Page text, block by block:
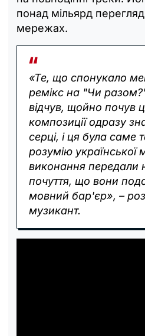
понад мільярд
мережах.
«Те, що спонукало
ремікс на "Чи
відчув, щойно почув
композиції одразу
серці, і ця була саме
розумію української
виконання передали
почуття, що вони
мовний бар'єр», –
музикант.